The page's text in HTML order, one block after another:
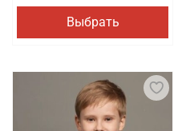
Выбрать